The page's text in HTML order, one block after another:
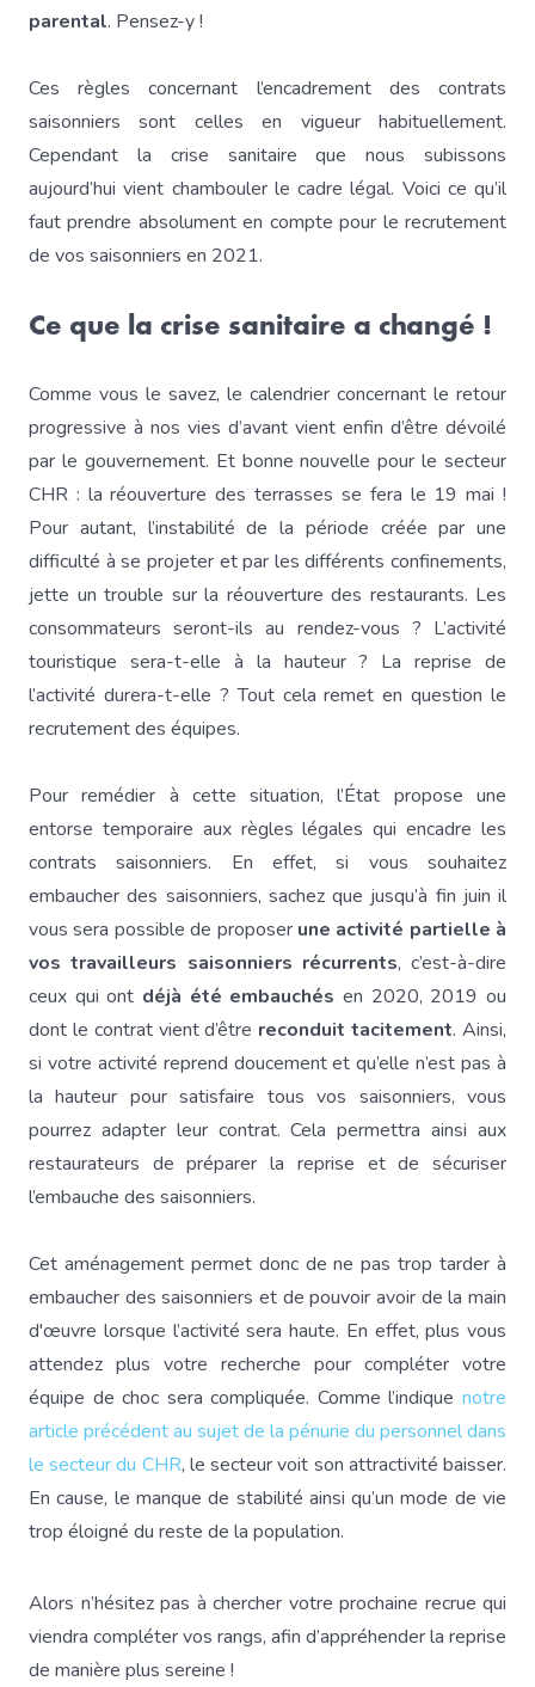
parental. Pensez-y !
Ces règles concernant l’encadrement des contrats
saisonniers sont celles en vigueur habituellement.
Cependant la crise sanitaire que nous subissons
aujourd’hui vient chambouler le cadre légal. Voici ce qu’il
faut prendre absolument en compte pour le recrutement
de vos saisonniers en 2021.
Ce que la crise sanitaire a changé !
Comme vous le savez, le calendrier concernant le retour
progressive à nos vies d’avant vient enfin d’être dévoilé
par le gouvernement. Et bonne nouvelle pour le secteur
CHR : la réouverture des terrasses se fera le 19 mai !
Pour autant, l’instabilité de la période créée par une
difficulté à se projeter et par les différents confinements,
jette un trouble sur la réouverture des restaurants. Les
consommateurs seront-ils au rendez-vous ? L’activité
touristique sera-t-elle à la hauteur ? La reprise de
l’activité durera-t-elle ? Tout cela remet en question le
recrutement des équipes.
Pour remédier à cette situation, l’État propose une
entorse temporaire aux règles légales qui encadre les
contrats saisonniers. En effet, si vous souhaitez
embaucher des saisonniers, sachez que jusqu’à fin juin il
vous sera possible de proposer une activité partielle à
vos travailleurs saisonniers récurrents, c’est-à-dire
ceux qui ont déjà été embauchés en 2020, 2019 ou
dont le contrat vient d’être reconduit tacitement. Ainsi,
si votre activité reprend doucement et qu’elle n’est pas à
la hauteur pour satisfaire tous vos saisonniers, vous
pourrez adapter leur contrat. Cela permettra ainsi aux
restaurateurs de préparer la reprise et de sécuriser
l’embauche des saisonniers.
Cet aménagement permet donc de ne pas trop tarder à
embaucher des saisonniers et de pouvoir avoir de la main
d'œuvre lorsque l’activité sera haute. En effet, plus vous
attendez plus votre recherche pour compléter votre
équipe de choc sera compliquée. Comme l’indique notre
article précédent au sujet de la pénurie du personnel dans
le secteur du CHR, le secteur voit son attractivité baisser.
En cause, le manque de stabilité ainsi qu’un mode de vie
trop éloigné du reste de la population.
Alors n’hésitez pas à chercher votre prochaine recrue qui
viendra compléter vos rangs, afin d’appréhender la reprise
de manière plus sereine !